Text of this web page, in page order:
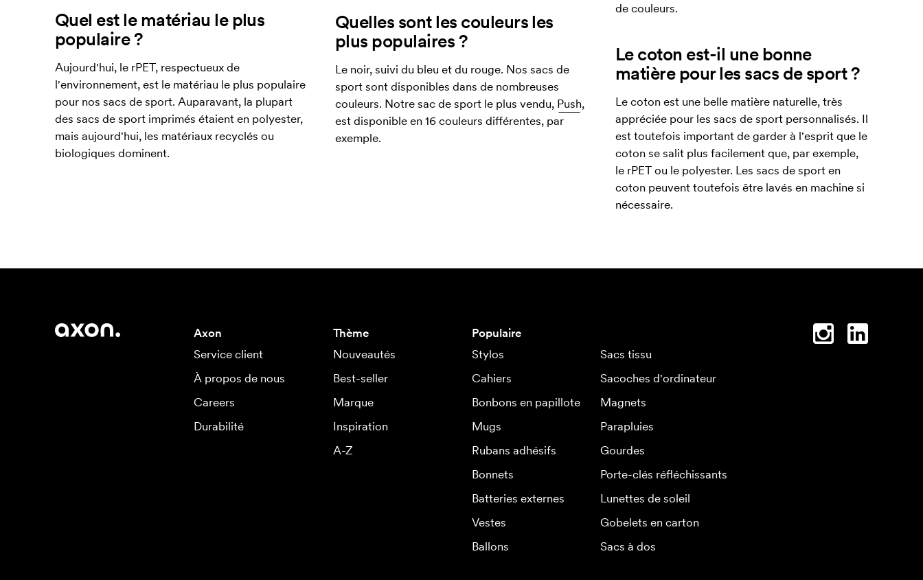
Quel est le matériau le plus
populaire ?
Aujourd'hui, le rPET, respectueux de
l'environnement, est le matériau le plus populaire
pour nos sacs de sport. Auparavant, la plupart
des sacs de sport imprimés étaient en polyester,
mais aujourd'hui, les matériaux recyclés ou
biologiques dominent.
Quelles sont les couleurs les
plus populaires ?
Le noir, suivi du bleu et du rouge. Nos sacs de
sport sont disponibles dans de nombreuses
couleurs. Notre sac de sport le plus vendu, Push,
est disponible en 16 couleurs différentes, par
exemple.
de couleurs.
Le coton est-il une bonne
matière pour les sacs de sport ?
Le coton est une belle matière naturelle, très
appréciée pour les sacs de sport personnalisés. Il
est toutefois important de garder à l'esprit que le
coton se salit plus facilement que, par exemple,
le rPET ou le polyester. Les sacs de sport en
coton peuvent toutefois être lavés en machine si
nécessaire.
Axon
Service client
À propos de nous
Careers
Durabilité
Thème
Nouveautés
Best-seller
Marque
Inspiration
A-Z
Populaire
Stylos
Sacs tissu
Cahiers
Sacoches d'ordinateur
Bonbons en papillote
Magnets
Mugs
Parapluies
Rubans adhésifs
Gourdes
Bonnets
Porte-clés réfléchissants
Batteries externes
Lunettes de soleil
Vestes
Gobelets en carton
Ballons
Sacs à dos